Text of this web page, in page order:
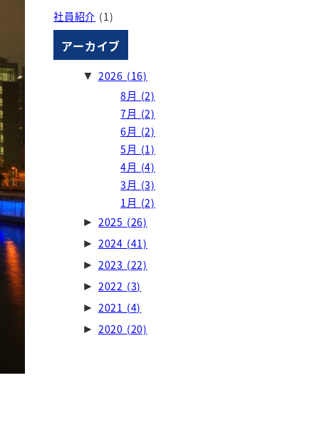
社員紹介 (1)
アーカイブ
▼ 2026 (16)
8月 (2)
7月 (2)
6月 (2)
5月 (1)
4月 (4)
3月 (3)
1月 (2)
► 2025 (26)
► 2024 (41)
► 2023 (22)
► 2022 (3)
► 2021 (4)
► 2020 (20)